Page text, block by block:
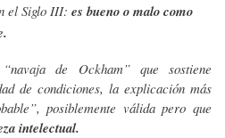
el Siglo III: es bueno o malo como
de Ockham” que sostiene
de condiciones, la explicación más
posiblemente válida pero que
intelectual.